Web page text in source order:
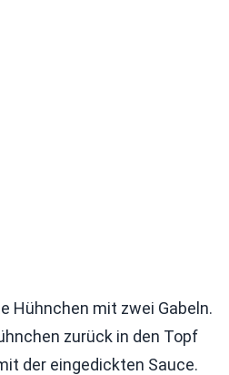
Hühnchen mit zwei Gabeln.
zurück in den Topf
der eingedickten Sauce.